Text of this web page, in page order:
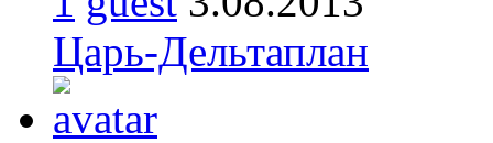
Царь-Дельтаплан